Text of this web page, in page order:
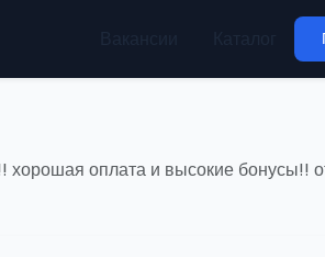
хорошая оплата и высокие бонусы!!